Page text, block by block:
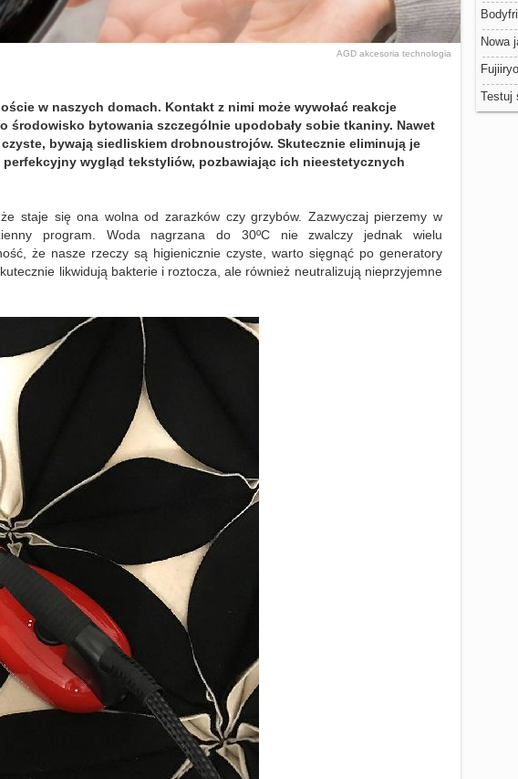
AGD akcesoria technologia
w naszych domach. Kontakt z nimi może wywołać reakcje
środowisko bytowania szczególnie upodobały sobie tkaniny. Nawet
bywają siedliskiem drobnoustrojów. Skutecznie eliminują je
wygląd tekstyliów, pozbawiając ich nieestetycznych
staje się ona wolna od zarazków czy grzybów. Zazwyczaj pierzemy w
program. Woda nagrzana do 30ºC nie zwalczy jednak wielu
że nasze rzeczy są higienicznie czyste, warto sięgnąć po generatory
likwidują bakterie i roztocza, ale również neutralizują nieprzyjemne
Nowa
Dyson
jakość
domu
Testuj
więcej